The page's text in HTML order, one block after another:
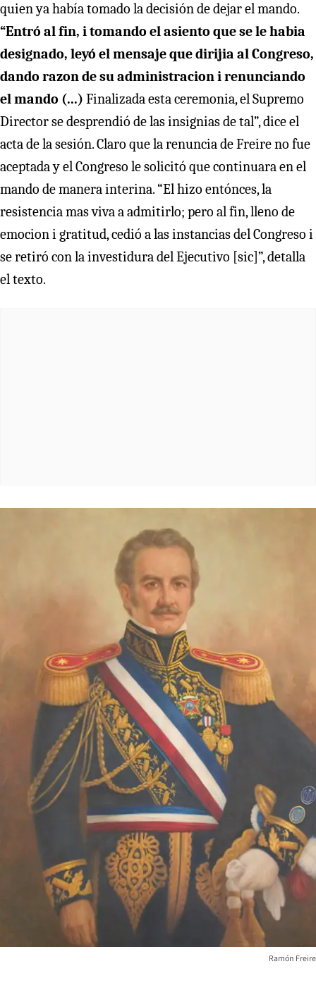
quien ya había tomado la decisión de dejar el mando.
“Entró al fin, i tomando el asiento que se le habia
designado, leyó el mensaje que dirijia al Congreso,
dando razon de su administracion i renunciando
el mando (...) Finalizada esta ceremonia, el Supremo
Director se desprendió de las insignias de tal”, dice el
acta de la sesión. Claro que la renuncia de Freire no fue
aceptada y el Congreso le solicitó que continuara en el
mando de manera interina. “El hizo entónces, la
resistencia mas viva a admitirlo; pero al fin, lleno de
emocion i gratitud, cedió a las instancias del Congreso i
se retiró con la investidura del Ejecutivo [sic]”, detalla
el texto.
Ramón Freire